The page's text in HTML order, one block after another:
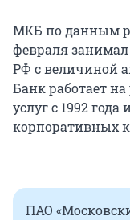
МКБ по данным
февраля занимал
РФ с величиной
Банк работает
услуг с 1992
корпоративных
ПАО